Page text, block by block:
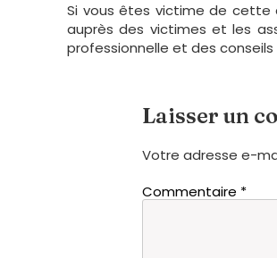
Si vous êtes victime de cette
auprès des victimes et les
professionnelle et des
Laisser un
Votre adresse e-
Commentaire *